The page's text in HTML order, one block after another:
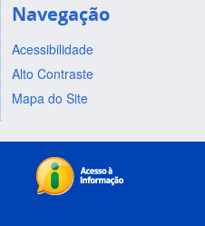
Navegação
Acessibilidade
Alto Contraste
Mapa do Site